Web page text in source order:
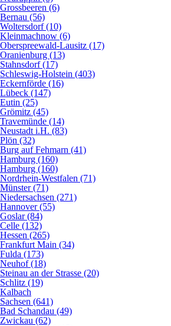
Grossbeeren (6)
Bernau (56)
Woltersdorf (10)
Kleinmachnow (6)
Oberspreewald-Lausitz (17)
Oranienburg (13)
Stahnsdorf (17)
Schleswig-Holstein (403)
Eckernförde (16)
Lübeck (147)
Eutin (25)
Grömitz (45)
Travemünde (14)
Neustadt i.H. (83)
Plön (32)
Burg auf Fehmarn (41)
Hamburg (160)
Hamburg (160)
Nordrhein-Westfalen (71)
Münster (71)
Niedersachsen (271)
Hannover (55)
Goslar (84)
Celle (132)
Hessen (265)
Frankfurt Main (34)
Fulda (173)
Neuhof (18)
Steinau an der Strasse (20)
Schlitz (19)
Kalbach
Sachsen (641)
Bad Schandau (49)
Zwickau (62)